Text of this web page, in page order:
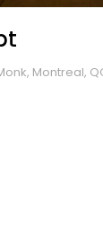
Montreal,